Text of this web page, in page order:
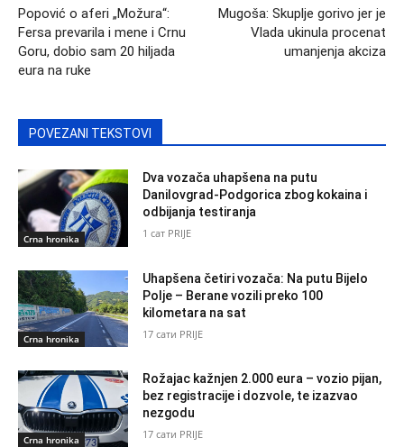
Popović o aferi „Možura“:
Fersa prevarila i mene i Crnu
Goru, dobio sam 20 hiljada
eura na ruke
Mugoša: Skuplje gorivo jer je
Vlada ukinula procenat
umanjenja akciza
POVEZANI TEKSTOVI
Crna hronika
Dva vozača uhapšena na putu
Danilovgrad-Podgorica zbog kokaina i
odbijanja testiranja
1 сат PRIJE
Crna hronika
Uhapšena četiri vozača: Na putu Bijelo
Polje – Berane vozili preko 100
kilometara na sat
17 сати PRIJE
Crna hronika
Rožajac kažnjen 2.000 eura – vozio pijan,
bez registracije i dozvole, te izazvao
nezgodu
17 сати PRIJE